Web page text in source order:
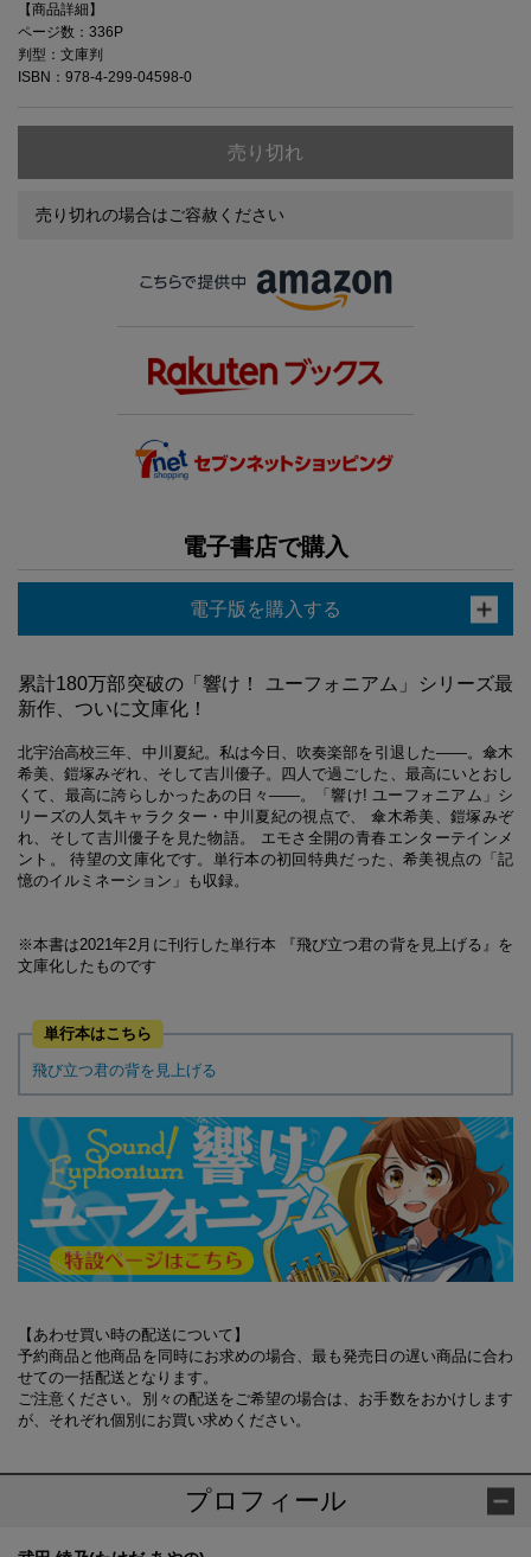
【商品詳細】
ページ数：336P
判型：文庫判
ISBN：978-4-299-04598-0
売り切れ
売り切れの場合はご容赦ください
電子書店で購入
電子版を購入する
累計180万部突破の「響け！ ユーフォニアム」シリーズ最
新作、ついに文庫化！
北宇治高校三年、中川夏紀。私は今日、吹奏楽部を引退した――。傘木
希美、鎧塚みぞれ、そして吉川優子。四人で過ごした、最高にいとおし
くて、最高に誇らしかったあの日々――。「響け! ユーフォニアム」シ
リーズの人気キャラクター・中川夏紀の視点で、 傘木希美、鎧塚みぞ
れ、そして吉川優子を見た物語。 エモさ全開の青春エンターテインメ
ント。 待望の文庫化です。単行本の初回特典だった、希美視点の「記
憶のイルミネーション」も収録。
※本書は2021年2月に刊行した単行本 『飛び立つ君の背を見上げる』を
文庫化したものです
単行本はこちら
飛び立つ君の背を見上げる
【あわせ買い時の配送について】
予約商品と他商品を同時にお求めの場合、最も発売日の遅い商品に合わ
せての一括配送となります。
ご注意ください。別々の配送をご希望の場合は、お手数をおかけします
が、それぞれ個別にお買い求めください。
プロフィール